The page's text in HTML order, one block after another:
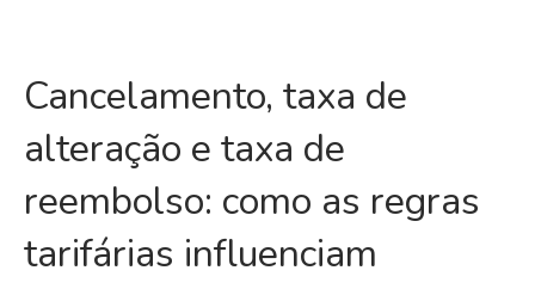
Cancelamento, taxa de
alteração e taxa de
reembolso: como as regras
tarifárias influenciam